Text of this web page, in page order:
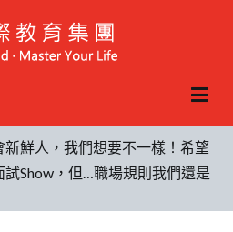
新鮮人，我們想要不一樣！希望
試Show，但…職場規則我們還是